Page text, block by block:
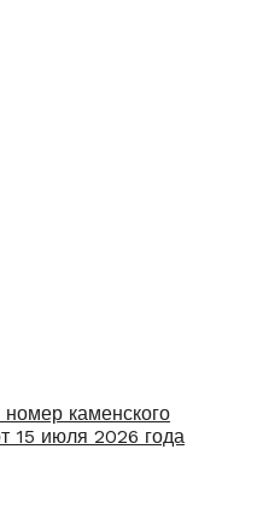
каменского
15 июля 2026 года